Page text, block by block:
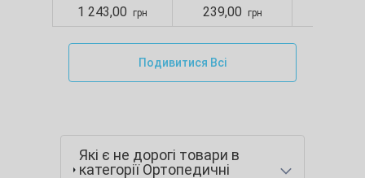
1 243,00 грн 239,00 грн
Подивитися Всі
Які є не дорогі товари в
категорії Ортопедичні